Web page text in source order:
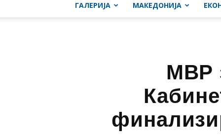
ГАЛЕРИЈА МАКЕДОНИЈА
МВР